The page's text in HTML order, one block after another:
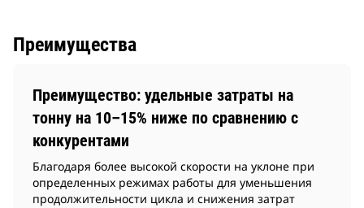
Преимущества
Преимущество: удельные затраты на
тонну на 10–15% ниже по сравнению с
конкурентами
Благодаря более высокой скорости на уклоне при
определенных режимах работы для уменьшения
продолжительности цикла и снижения затрат